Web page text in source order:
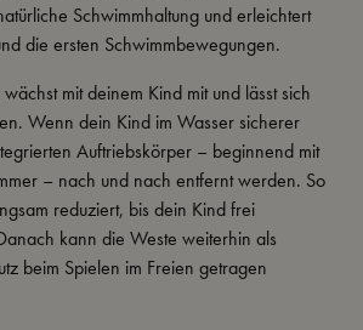
Schwimmhaltung und erleichtert
die ersten Schwimmbewegungen.
mit deinem Kind mit und lässt sich
Wenn dein Kind im Wasser sicherer
Auftriebskörper – beginnend mit
– nach und nach entfernt werden. So
reduziert, bis dein Kind frei
kann die Weste weiterhin als
beim Spielen im Freien getragen